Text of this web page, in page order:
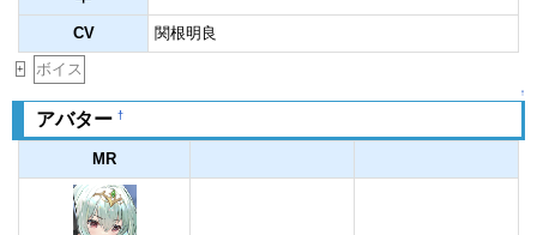
CV 関根明良
+ ボイス
↑
アバター †
MR